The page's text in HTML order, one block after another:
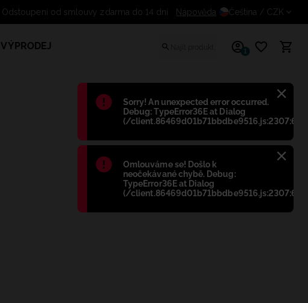
Błąd:
Sorry! An unexpected error occurred.
Debug: TypeError36E at Dialog
(/
Błąd:
Omlouváme se! Došlo k
neočekávané chybě. Debug:
TypeError36E at Dialog
(/
Odstoupení od smlouvy zdarma do 14 dní
Nápověda Čeština / CZK
VÝPRODEJ 1